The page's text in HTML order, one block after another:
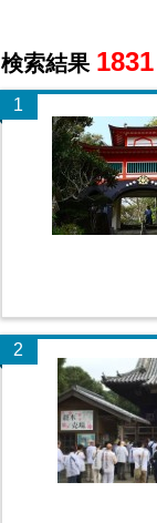
検索結果 1831
1
2